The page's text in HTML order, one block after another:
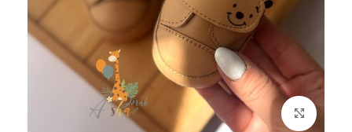
بزرگنمایی تصویر